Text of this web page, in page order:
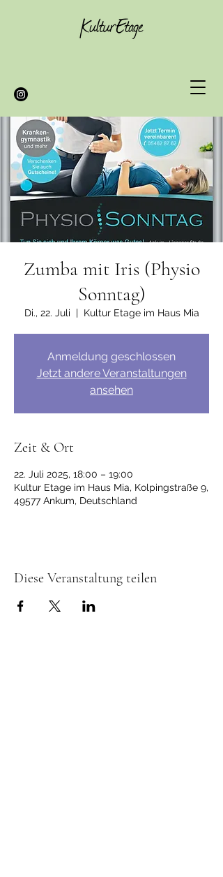
Zumba mit Iris (Physio
Sonntag)
Di., 22. Juli
  |
Kultur Etage im Haus Mia
Anmeldung geschlossen
Jetzt andere Veranstaltungen
ansehen
Zeit & Ort
22. Juli 2025, 18:00 – 19:00
Kultur Etage im Haus Mia, Kolpingstraße 9,
49577 Ankum, Deutschland
Diese Veranstaltung teilen